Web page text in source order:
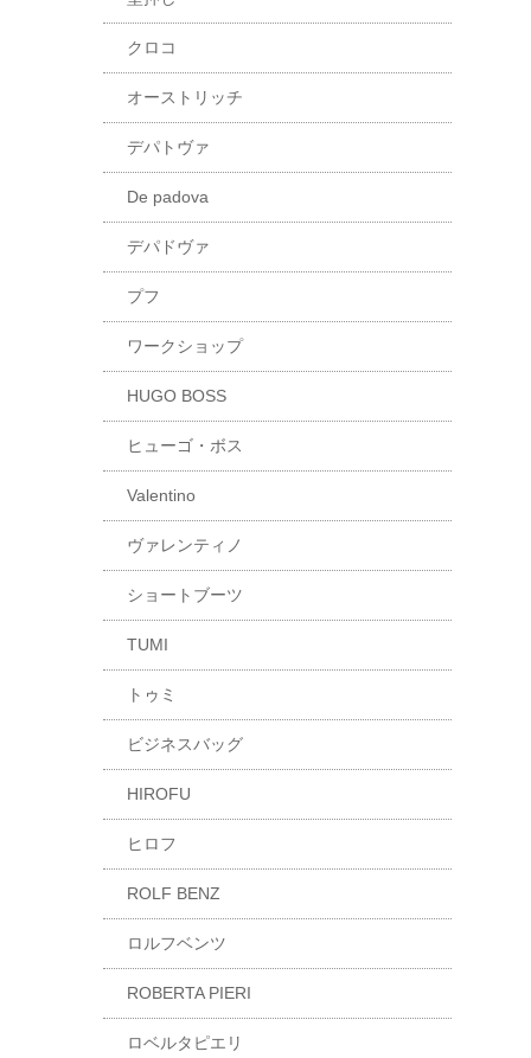
クロコ
オーストリッチ
デパトヴァ
De padova
デパドヴァ
プフ
ワークショップ
HUGO BOSS
ヒューゴ・ボス
Valentino
ヴァレンティノ
ショートブーツ
TUMI
トゥミ
ビジネスバッグ
HIROFU
ヒロフ
ROLF BENZ
ロルフベンツ
ROBERTA PIERI
ロベルタピエリ